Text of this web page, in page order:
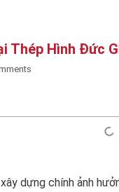
Thép Hình Đức
dựng chính ảnh